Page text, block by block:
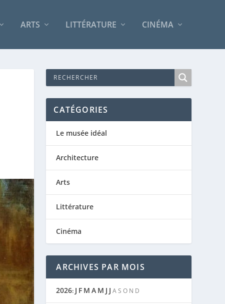
ARTS LITTÉRATURE CINÉMA
CATÉGORIES
Le musée idéal
Architecture
Arts
Littérature
Cinéma
ARCHIVES PAR MOIS
2026: J F M A M J J AS O N D